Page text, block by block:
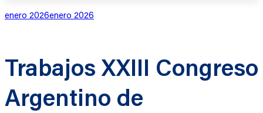
Publicado
enero 2026enero 2026
Trabajos XXIII Congreso
Argentino de